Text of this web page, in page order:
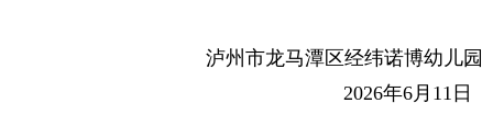
泸州市龙马潭区经纬诺博幼儿园
2026年6月 11 日